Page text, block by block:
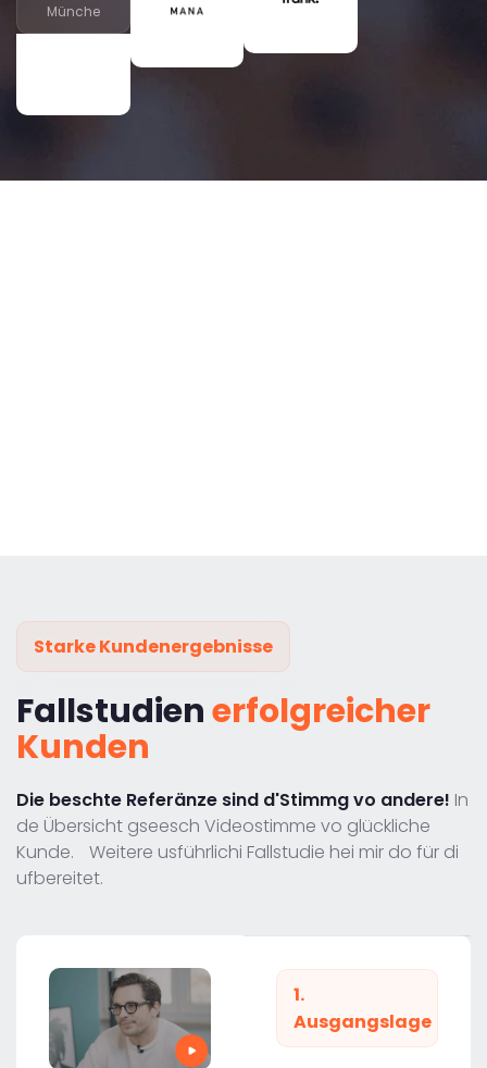
Münche
Starke Kundenergebnisse
Fallstudienerfolgreicher
Kunden
Die beschte Referänze sind d'Stimmg vo andere! In
de Übersicht gseesch Videostimme vo glückliche
Kunde. Weitere usführlichi Fallstudie hei mir do für di
ufbereitet.
1.
Ausgangslage